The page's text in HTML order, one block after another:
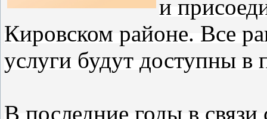
и
Кировском районе. Все
услуги будут доступны в
В последние годы в